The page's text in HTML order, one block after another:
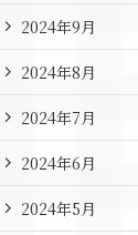
2024年9月
2024年8月
2024年7月
2024年6月
2024年5月